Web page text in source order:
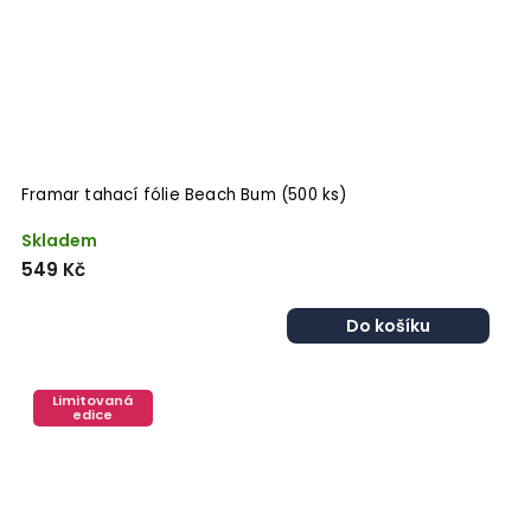
Framar tahací fólie Beach Bum (500 ks)
Skladem
549 Kč
Do košíku
Limitovaná
edice